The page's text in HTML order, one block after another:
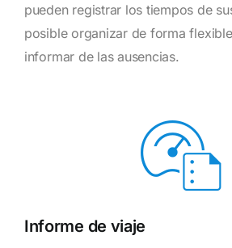
pueden registrar los tiempos de
posible organizar de forma
informar de las ausencias.
Informe de viaje